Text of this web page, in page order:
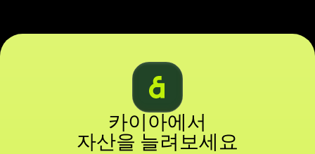
카이아에서
자산을 늘려보세요